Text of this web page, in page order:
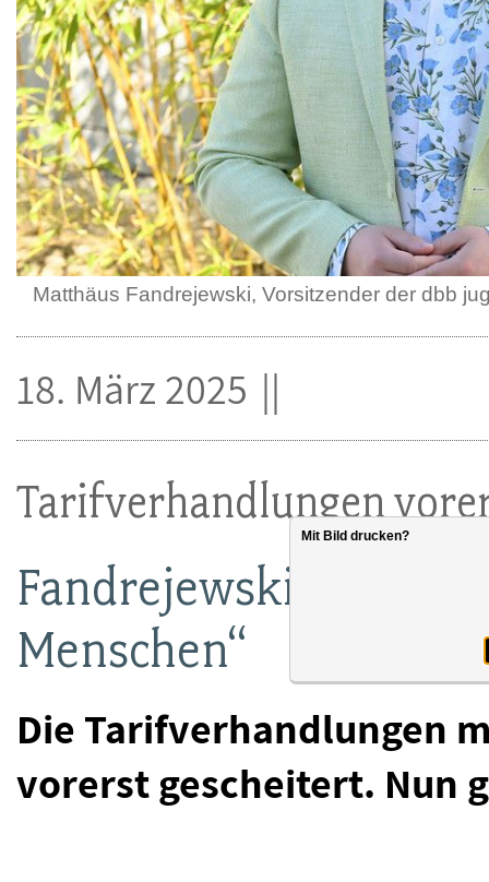
Matthäus Fandrejewski, Vorsitzender der dbb
Tarifverhandlungen
Fandrejewski:
Menschen“
Die Tarifverhandlungen
vorerst gescheitert. Nun
18. März 2025
Mit Bild drucken?